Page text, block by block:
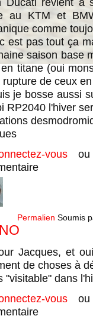
au KTM et
comme
est pas tout ça
saison base
titane (oui
rupture de ceux
je bosse aussi
RP2040 l'hiver
vous
Permalien Soumis
Jacques, et
de choses à
"visitable" dans
vous